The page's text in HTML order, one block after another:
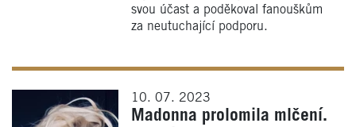
svou účast a poděkoval fanouškům
za neutuchající podporu.
10. 07. 2023
Madonna prolomila mlčení.